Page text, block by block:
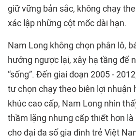
giữ vững bản sắc, không chạy
xác lập những cột mốc dài hạn.
Nam Long không chọn phân lô,
hướng ngược lại, xây hạ tầng để
“sống”. Đến giai đoạn 2005 -
tư chọn chạy theo biên lợi nhuận
khúc cao cấp, Nam Long nhìn
thầm lặng nhưng cấp thiết hơn
cho đại đa số gia đình trẻ Việt